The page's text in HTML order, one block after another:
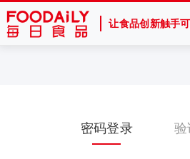
让食品创新触手可
密码登录